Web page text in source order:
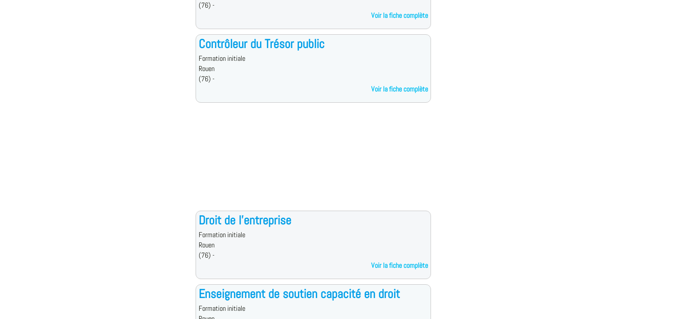
(76) -
Voir la fiche complète
Contrôleur du Trésor public
Formation initiale
Rouen
(76) -
Voir la fiche complète
Droit de l'entreprise
Formation initiale
Rouen
(76) -
Voir la fiche complète
Enseignement de soutien capacité en droit
Formation initiale